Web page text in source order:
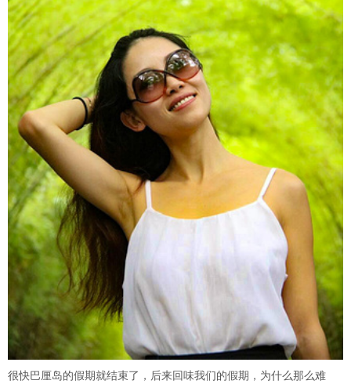
很快巴厘岛的假期就结束了，后来回味我们的假期，为什么那么难